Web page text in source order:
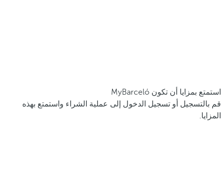
استمتع بمزايا أن تكون MyBarceló
قم بالتسجيل أو تسجيل الدخول إلى عملية الشراء واستمتع بهذه
المزايا.